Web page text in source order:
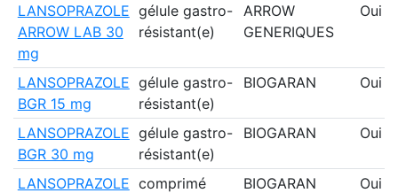
LANSOPRAZOLE
ARROW LAB 30
mg
gélule gastro-
résistant(e)
ARROW
GENERIQUES
Oui
LANSOPRAZOLE
BGR 15 mg
gélule gastro-
résistant(e)
BIOGARAN Oui
LANSOPRAZOLE
BGR 30 mg
gélule gastro-
résistant(e)
BIOGARAN Oui
LANSOPRAZOLE comprimé
BIOGARAN Oui